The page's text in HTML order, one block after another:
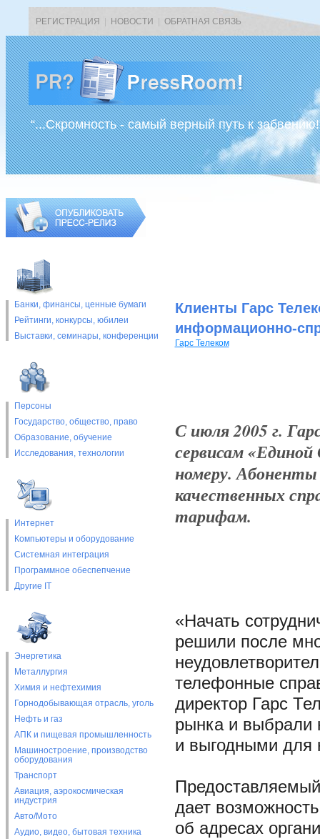
РЕГИСТРАЦИЯ НОВОСТИ ОБРАТНАЯ СВЯЗЬ
“...Скромность - самый верный путь к
Банки, финансы, ценные бумаги
Рейтинги, конкурсы, юбилеи
Выставки, cеминары, конференции
Персоны
Государство, общество, право
Образование, обучение
Исследования, технологии
Интернет
Компьютеры и оборудование
Системная интеграция
Программное обеспепчение
Другие IT
Энергетика
Металлургия
Химия и нефтехимия
Горнодобывающая отрасль, уголь
Нефть и газ
АПК и пищевая промышленность
Машиностроение, производство
оборудования
Транспорт
Авиация, аэрокосмическая
индустрия
Авто/Мото
Аудио, видео, бытовая техника
Клиенты Гарс
информационно-
Гарс Телеком
С июля 2005 г.
сервисам
номеру.
качественных
тарифам.
«Начать
решили после
телефонные
директор Гарс
рынка и выбрали
и выгодными для
дает
об адресах